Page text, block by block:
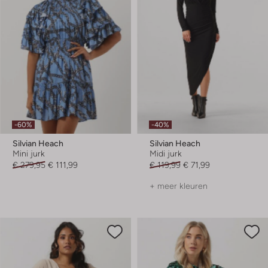
-60%
Silvian Heach
Mini jurk
€ 279,95 € 111,99
-40%
Silvian Heach
Midi jurk
€ 119,99 € 71,99
+ meer kleuren